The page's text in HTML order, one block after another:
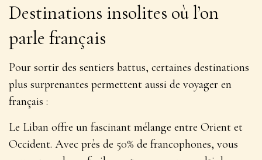
Destinations insolites où l’on
parle français
Pour sortir des sentiers battus, certaines destinations
plus surprenantes permettent aussi de voyager en
français :
Le Liban offre un fascinant mélange entre Orient et
Occident. Avec près de 50% de francophones, vous